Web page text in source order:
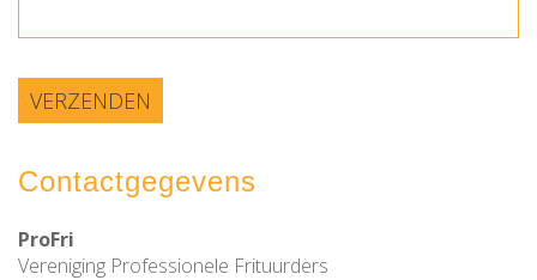
opmerking *
VERZENDEN
Contactgegevens
ProFri
Vereniging Professionele Frituurders